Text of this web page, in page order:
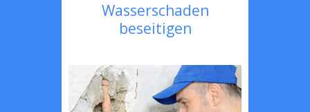
Wasserschaden
beseitigen